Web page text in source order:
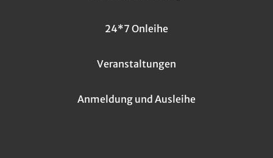
24*7 Onleihe
Veranstaltungen
Anmeldung und Ausleihe